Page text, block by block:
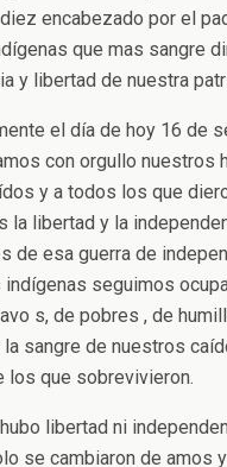
encabezado por el
que mas sangre
y libertad de nuestra
el día de hoy 16 de
con orgullo nuestros
y a todos los que
la libertad y la
de esa guerra de
indígenas seguimos
s, de pobres , de
la sangre de nuestros
los que sobrevivieron.
libertad ni
se cambiaron de amos